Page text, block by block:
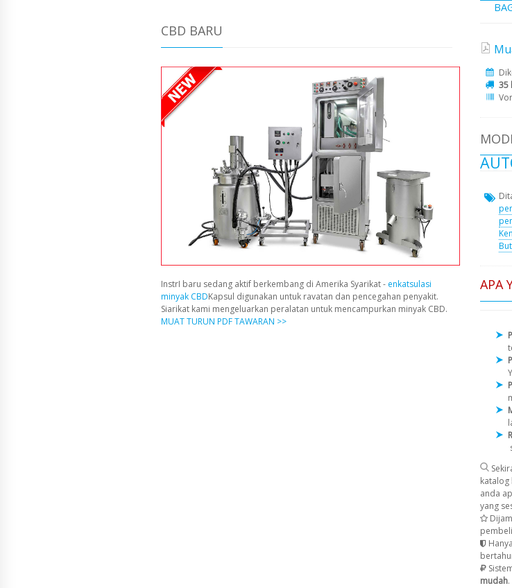
CBD BARU
InstrI baru sedang aktif berkembang di Amerika Syarikat - enkatsulasi
minyak CBDKapsul digunakan untuk ravatan dan pencegahan penyakit.
Siarikat kami mengeluarkan peralatan untuk mencampurkan minyak CBD.
MUAT TURUN PDF TAWARAN >>
35
APA
katalog
anda
yang
Hanya
mudah.